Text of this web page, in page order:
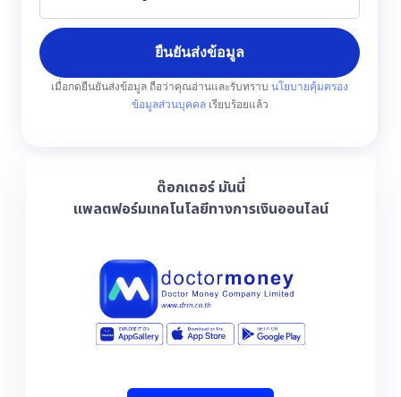
ยืนยันส่งข้อมูล
เมื่อกดยืนยันส่งข้อมูล ถือว่าคุณอ่านและรับทราบ นโยบายคุ้มครอง
ข้อมูลส่วนบุคคล เรียบร้อยแล้ว
ด๊อกเตอร์ มันนี่
แพลตฟอร์มเทคโนโลยีทางการเงินออนไลน์